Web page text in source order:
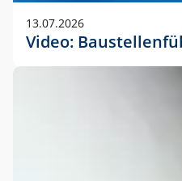
13.07.2026
Video: